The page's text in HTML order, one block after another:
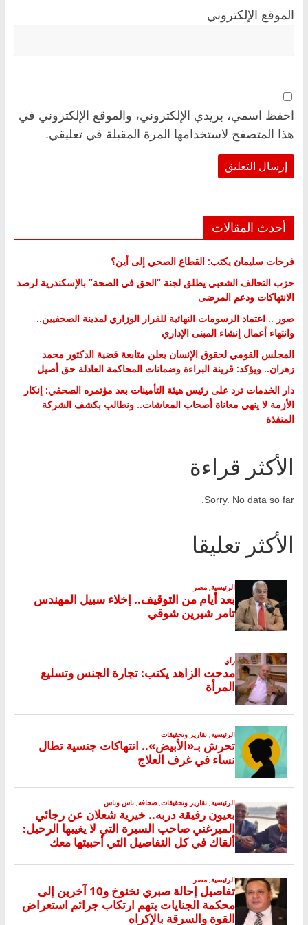
الموقع الإلكتروني
احفظ اسمي، بريدي الإلكتروني، والموقع الإلكتروني في
هذا المتصفح لاستخدامها المرة المقبلة في تعليقي.
أحدث المقالات
فرحات سليمان يكتب: القطاع الصحي إلى أين؟
حزب التحالف الشعبي يطلق لجنة “الحق في الصحة” بالإسكندرية لرصد
الانتهاكات ودعم المرضى
صور .. اعتماد الرسومات النهائية للقرار الوزاري لمدينة الصحفيين..
وانتهاء أعمال إنشاء المبنى الإداري
المجلس القومي لحقوق الإنسان يعلن متابعة قضية الدكتور محمد
زهران.. ويؤكد: قرينة البراءة وضمانات المحاكمة العادلة حق أصيل
دار الخدمات ترد على رئيس هيئة التأمينات بعد مؤتمره الصحفي: إنكار
الأزمة لا ينهي معاناة أصحاب المعاشات.. ونطالب بكشف الشركة
المنفذة
الأكثر قراءة
Sorry. No data so far.
الأكثر تعليقا